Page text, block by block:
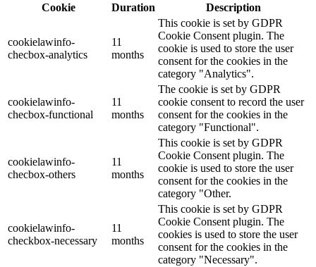
Cookie
Duration Description
cookielawinfo-
checbox-analytics
11
months
This cookie is set by GDPR
Cookie Consent plugin. The
cookie is used to store the user
consent for the cookies in the
category "Analytics".
cookielawinfo-
checbox-functional
11
months
The cookie is set by GDPR
cookie consent to record the user
consent for the cookies in the
category "Functional".
cookielawinfo-
checbox-others
11
months
This cookie is set by GDPR
Cookie Consent plugin. The
cookie is used to store the user
consent for the cookies in the
category "Other.
cookielawinfo-
checkbox-necessary
11
months
This cookie is set by GDPR
Cookie Consent plugin. The
cookies is used to store the user
consent for the cookies in the
category "Necessary".